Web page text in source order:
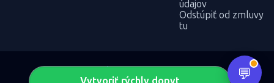
údajov
Odstúpiť od zmluvy
tu